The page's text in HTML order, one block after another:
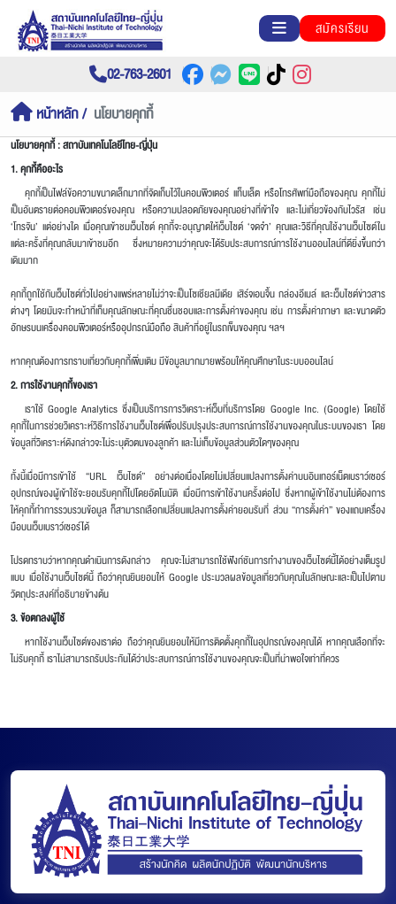
สมัครเรียน
02-763-2601
หน้าหลัก นโยบายคุกกี้
นโยบายคุกกี้ : สถาบันเทคโนโลยีไทย-ญี่ปุ่น
1. คุกกี้คืออะไร
คุกกี้เป็นไฟล์ข้อความขนาดเล็กมากที่จัดเก็บไว้ในคอมพิวเตอร์ แท็บเล็ต หรือโทรศัพท์มือถือของคุณ คุกกี้ไม่
เป็นอันตรายต่อคอมพิวเตอร์ของคุณ หรือความปลอดภัยของคุณอย่างที่เข้าใจ และไม่เกี่ยวข้องกับไวรัส เช่น
‘โทรจัน’ แต่อย่างใด เมื่อคุณเข้าชมเว็บไซต์ คุกกี้จะอนุญาตให้เว็บไซต์ ‘จดจำ’ คุณและวิธีที่คุณใช้งานเว็บไซต์ใน
แต่ละครั้งที่คุณกลับมาเข้าชมอีก ซึ่งหมายความว่าคุณจะได้รับประสบการณ์การใช้งานออนไลน์ที่ดียิ่งขึ้นกว่า
เดิมมาก
คุกกี้ถูกใช้กับเว็บไซต์ทั่วไปอย่างแพร่หลายไม่ว่าจะเป็นโซเชียลมีเดีย เสิร์จเอนจิ้น กล่องอีเมล์ และเว็บไซต์ข่าวสาร
ต่างๆ โดยมันจะทำหน้าที่เก็บคุณลักษณะที่คุณชื่นชอบและการตั้งค่าของคุณ เช่น การตั้งค่าภาษา และขนาดตัว
อักษรบนเครื่องคอมพิวเตอร์หรืออุปกรณ์มือถือ สินค้าที่อยู่ในรถเข็นของคุณ ฯลฯ
หากคุณต้องการทราบเกี่ยวกับคุกกี้เพิ่มเติม มีข้อมูลมากมายพร้อมให้คุณศึกษาในระบบออนไลน์
2. การใช้งานคุกกี้ของเรา
เราใช้ Google Analytics ซึ่งเป็นบริการการวิเคราะห์เว็บที่บริการโดย Google Inc. (Google) โดยใช้
คุกกี้ในการช่วยวิเคราะห์วิธีการใช้งานเว็บไซต์เพื่อปรับปรุงประสบการณ์การใช้งานของคุณในระบบของเรา โดย
ข้อมูลที่วิเคราะห์ดังกล่าวจะไม่ระบุตัวตนของลูกค้า และไม่เก็บข้อมูลส่วนตัวใดๆของคุณ
ทั้งนี้เมื่อมีการเข้าใช้ “URL เว็บไซต์” อย่างต่อเนื่องโดยไม่เปลี่ยนแปลงการตั้งค่าบนอินเทอร์เน็ตเบราว์เซอร์
อุปกรณ์ของผู้เข้าใช้จะยอมรับคุกกี้ไปโดยอัตโนมัติ เมื่อมีการเข้าใช้งานครั้งต่อไป ซึ่งหากผู้เข้าใช้งานไม่ต้องการ
ให้คุกกี้ทำการรวบรวมข้อมูล ก็สามารถเลือกเปลี่ยนแปลงการตั้งค่ายอมรับที่ ส่วน “การตั้งค่า” ของแถบเครื่อง
มือบนเว็บเบราว์เซอร์ได้
โปรดทราบว่าหากคุณดำเนินการดังกล่าว คุณจะไม่สามารถใช้ฟังก์ชันการทำงานของเว็บไซต์นี้ได้อย่างเต็มรูป
แบบ เมื่อใช้งานเว็บไซต์นี้ ถือว่าคุณยินยอมให้ Google ประมวลผลข้อมูลเกี่ยวกับคุณในลักษณะและเป็นไปตาม
วัตถุประสงค์ที่อธิบายข้างต้น
3. ข้อตกลงผู้ใช้
หากใช้งานเว็บไซต์ของเราต่อ ถือว่าคุณยินยอมให้มีการติดตั้งคุกกี้ในอุปกรณ์ของคุณได้ หากคุณเลือกที่จะ
ไม่รับคุกกี้ เราไม่สามารถรับประกันได้ว่าประสบการณ์การใช้งานของคุณจะเป็นที่น่าพอใจเท่าที่ควร